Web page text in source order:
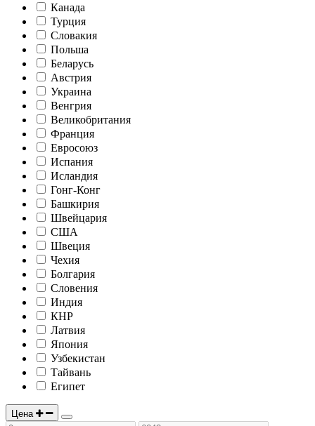
Канада
Турция
Словакия
Польша
Беларусь
Австрия
Украина
Венгрия
Великобритания
Франция
Евросоюз
Испания
Исландия
Гонг-Конг
Башкирия
Швейцария
США
Швеция
Чехия
Болгария
Словения
Индия
КНР
Латвия
Япония
Узбекистан
Тайвань
Египет
Цена